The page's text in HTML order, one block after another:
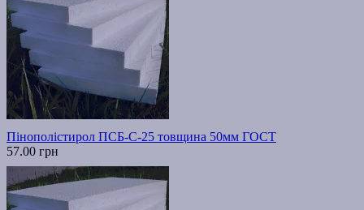
Пінополістирол ПСБ-С-25 товщина 50мм ГОСТ
57.00 грн